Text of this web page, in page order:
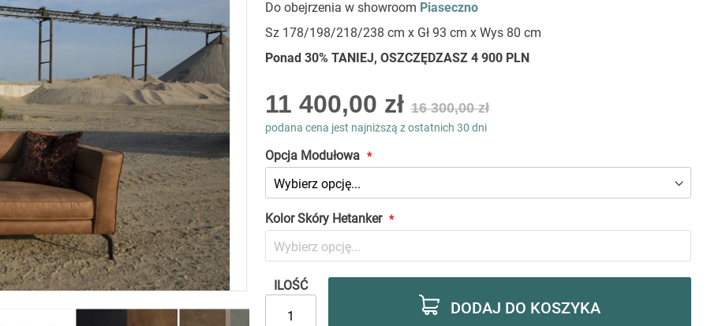
Do obejrzenia w showroom Piaseczno
Sz 178/198/218/238 cm x Gł 93 cm x Wys 80 cm
Ponad 30% TANIEJ, OSZCZĘDZASZ 4 900 PLN
As
low
as
11 400,00 zł 16 300,00 zł
podana cena jest najniższą z ostatnich 30 dni
Opcja Modułowa
Kolor Skóry Hetanker
ILOŚĆ
DODAJ DO KOSZYKA